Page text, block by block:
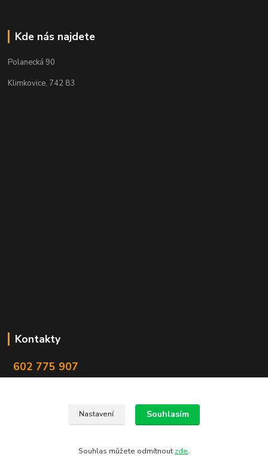
Kde nás najdete
Polanecká 90
Klimkovice, 742 83
Kontakty
602 775 907
Nastavení Souhlasím
Souhlas můžete odmítnout zde.